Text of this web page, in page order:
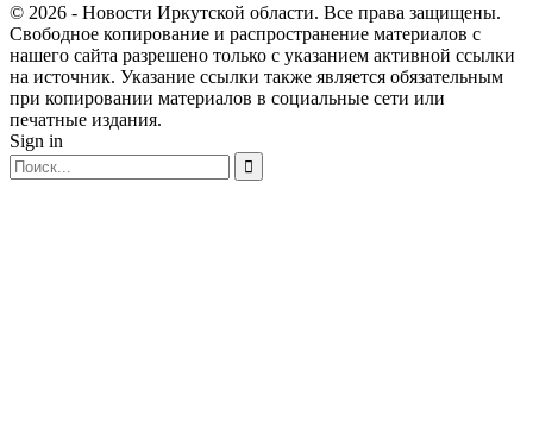
© 2026 - Новости Иркутской области. Все права защищены.
Свободное копирование и распространение материалов с
нашего сайта разрешено только с указанием активной ссылки
на источник. Указание ссылки также является обязательным
при копировании материалов в социальные сети или
печатные издания.
Sign in